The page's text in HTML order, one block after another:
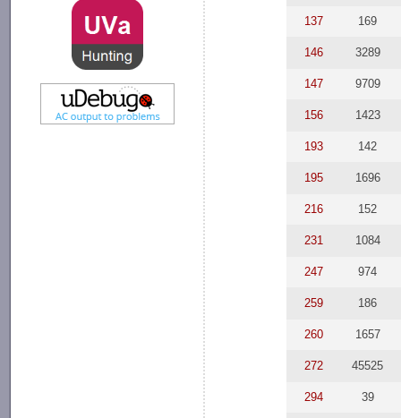
137 169
146 3289
147 9709
156 1423
193 142
195 1696
216 152
231 1084
247 974
259 186
260 1657
272 45525
294 39